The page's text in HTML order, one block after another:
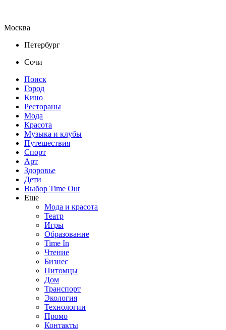
Москва
Петербург
Сочи
Поиск
Город
Кино
Рестораны
Мода
Красота
Музыка и клубы
Путешествия
Спорт
Арт
Здоровье
Дети
Выбор Time Out
Еще
Мода и красота
Театр
Игры
Образование
Time In
Чтение
Бизнес
Питомцы
Дом
Транспорт
Экология
Технологии
Промо
Контакты